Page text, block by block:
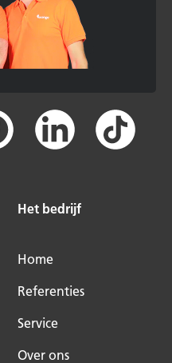
Het bedrijf
Home
Referenties
Service
Over ons